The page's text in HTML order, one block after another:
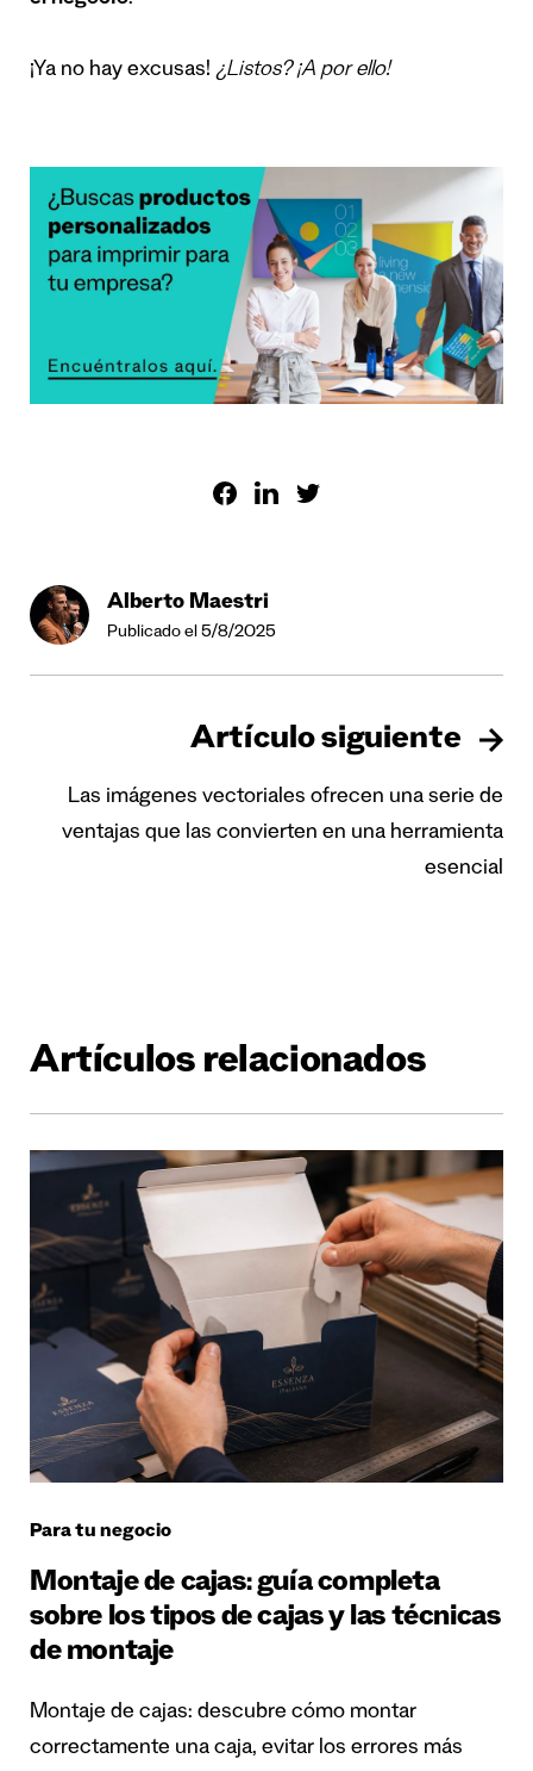
¡Ya no hay excusas! ¿Listos? ¡A por ello!
Alberto Maestri
Publicado el 5/8/2025
Artículo siguiente
Las imágenes vectoriales ofrecen una serie de
ventajas que las convierten en una herramienta
esencial
Artículos relacionados
Para tu negocio
Montaje de cajas: guía completa
sobre los tipos de cajas y las técnicas
de montaje
Montaje de cajas: descubre cómo montar
correctamente una caja, evitar los errores más